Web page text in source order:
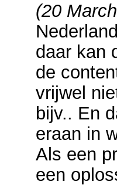
(20
daar kan
de
vrijwel
bijv.. En
eraan in
Als een
een